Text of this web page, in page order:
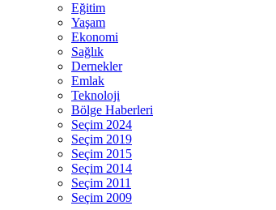
Eğitim
Yaşam
Ekonomi
Sağlık
Dernekler
Emlak
Teknoloji
Bölge Haberleri
Seçim 2024
Seçim 2019
Seçim 2015
Seçim 2014
Seçim 2011
Seçim 2009